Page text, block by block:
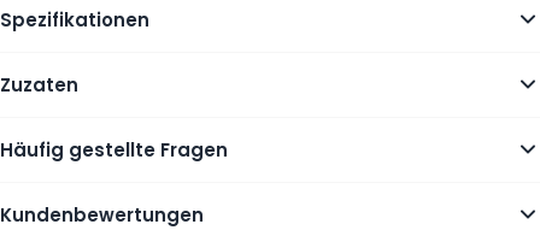
Spezifikationen
Zuzaten
Häufig gestellte Fragen
Kundenbewertungen